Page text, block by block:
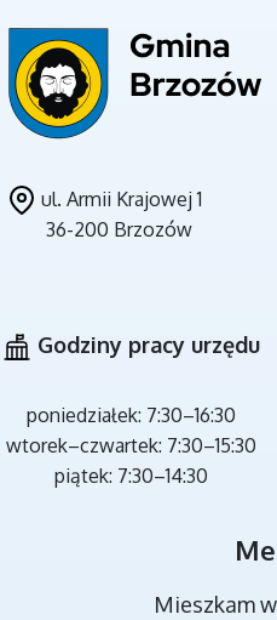
MIEJSCA
ul. Armii Krajowej 1
36-200 Brzozów
Godziny pracy urzędu
poniedziałek: 7:30–16:30
wtorek–czwartek: 7:30–15:30
piątek: 7:30–14:30
Mieszkam